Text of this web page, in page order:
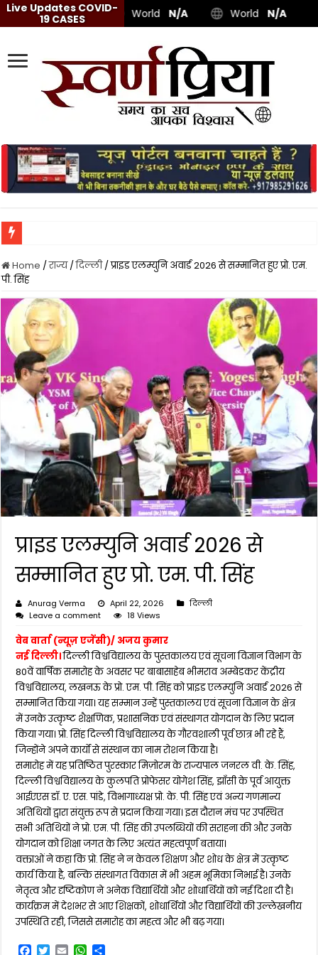
Home /राज्य/दिल्ली/प्राइड एलम्युनि अवार्ड 2026 से सम्मानित हुए प्रो. एम.
पी. सिंह
प्राइड एलम्युनि अवार्ड 2026 से
सम्मानित हुए प्रो. एम. पी. सिंह
Anurag Verma April 22, 2026
दिल्ली
Leave a comment
18 Views
वेब वार्ता (न्यूज़ एजेंसी)/ अजय कुमार
नई दिल्ली।दिल्ली विश्वविद्यालय के पुस्तकालय एवं सूचना विज्ञान विभाग के
80वें वार्षिक समारोह के अवसर पर बाबासाहेब भीमराव अम्बेडकर केंद्रीय
विश्वविद्यालय, लखनऊ के प्रो. एम. पी. सिंह को प्राइड एलम्युनि अवार्ड 2026 से
सम्मानित किया गया। यह सम्मान उन्हें पुस्तकालय एवं सूचना विज्ञान के क्षेत्र
में उनके उत्कृष्ट शैक्षणिक, प्रशासनिक एवं संस्थागत योगदान के लिए प्रदान
किया गया। प्रो. सिंह दिल्ली विश्वविद्यालय के गौरवशाली पूर्व छात्र भी रहे हैं,
जिन्होंने अपने कार्यों से संस्थान का नाम रोशन किया है।
समारोह में यह प्रतिष्ठित पुरस्कार मिज़ोरम के राज्यपाल जनरल वी. के. सिंह,
दिल्ली विश्वविद्यालय के कुलपति प्रोफेसर योगेश सिंह, झाँसी के पूर्व आयुक्त
आईएएस डॉ. ए. एस. पांडे, विभागाध्यक्ष प्रो. के. पी. सिंह एवं अन्य गणमान्य
अतिथियों द्वारा संयुक्त रूप से प्रदान किया गया। इस दौरान मंच पर उपस्थित
सभी अतिथियों ने प्रो. एम. पी. सिंह की उपलब्धियों की सराहना की और उनके
योगदान को शिक्षा जगत के लिए अत्यंत महत्वपूर्ण बताया।
वक्ताओं ने कहा कि प्रो. सिंह ने न केवल शिक्षण और शोध के क्षेत्र में उत्कृष्ट
कार्य किया है, बल्कि संस्थागत विकास में भी अहम भूमिका निभाई है। उनके
नेतृत्व और दृष्टिकोण ने अनेक विद्यार्थियों और शोधार्थियों को नई दिशा दी है।
कार्यक्रम में देशभर से आए शिक्षकों, शोधार्थियों और विद्यार्थियों की उल्लेखनीय
उपस्थिति रही, जिससे समारोह का महत्व और भी बढ़ गया।
F T E W
Live Updates COVID-
19 CASES
World N/A World N/A